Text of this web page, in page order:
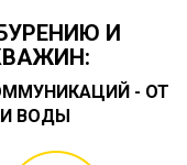
И
- ОТ
ВОДЫ